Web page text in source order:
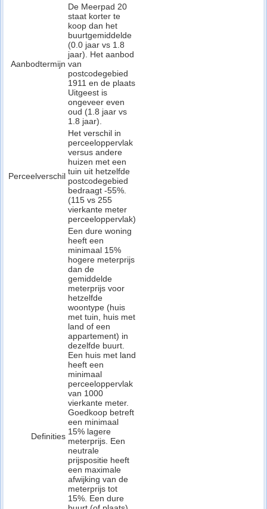
Aanbodtermijn
De Meerpad 20
staat korter te
koop dan het
buurtgemiddelde
(0.0 jaar vs 1.8
jaar). Het aanbod
van
postcodegebied
1911 en de plaats
Uitgeest is
ongeveer even
oud (1.8 jaar vs
1.8 jaar).
Perceelverschil
Het verschil in
perceeloppervlak
versus andere
huizen met een
tuin uit hetzelfde
postcodegebied
bedraagt -55%.
(115 vs 255
vierkante meter
perceeloppervlak)
Definities
Een dure woning
heeft een
minimaal 15%
hogere meterprijs
dan de
gemiddelde
meterprijs voor
hetzelfde
woontype (huis
met tuin, huis met
land of een
appartement) in
dezelfde buurt.
Een huis met land
heeft een
minimaal
perceeloppervlak
van 1000
vierkante meter.
Goedkoop betreft
een minimaal
15% lagere
meterprijs. Een
neutrale
prijspositie heeft
een maximale
afwijking van de
meterprijs tot
15%. Een dure